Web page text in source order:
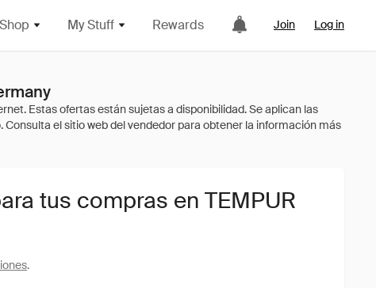
Shop My Stuff Rewards Join Log in
tus compras en TEMPUR
.